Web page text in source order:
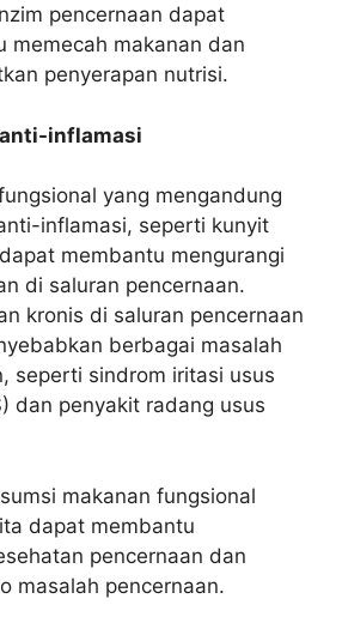
pencernaan dapat
memecah makanan dan
penyerapan nutrisi.
inflamasi
yang mengandung
inflamasi, seperti kunyit
membantu mengurangi
di saluran pencernaan.
kronis di saluran pencernaan
berbagai masalah
seperti sindrom iritasi usus
dan penyakit radang usus
makanan fungsional
dapat membantu
pencernaan dan
masalah pencernaan.